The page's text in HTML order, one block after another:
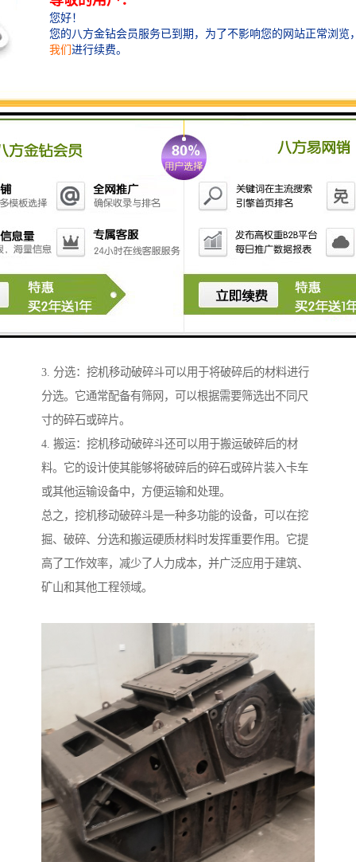
挖机移动破碎斗是一种用于挖掘和破碎岩石、混凝土和
其他硬质材料的设备。它通常安装在挖掘机的臂架上，
具有以下功能：
1. 挖掘：挖机移动破碎斗可以用于挖掘土壤、岩石和其
他材料。它的牙齿和刀片设计使其能够轻松地切割和挖
掘硬质材料。
2. 破碎：挖机移动破碎斗可以用于破碎岩石、混凝土和
3. 分选：挖机移动破碎斗可以用于将破碎后的材料进行
分选。它通常配备有筛网，可以根据需要筛选出不同尺
寸的碎石或碎片。
4. 搬运：挖机移动破碎斗还可以用于搬运破碎后的材
料。它的设计使其能够将破碎后的碎石或碎片装入卡车
或其他运输设备中，方便运输和处理。
总之，挖机移动破碎斗是一种多功能的设备，可以在挖
掘、破碎、分选和搬运硬质材料时发挥重要作用。它提
高了工作效率，减少了人力成本，并广泛应用于建筑、
矿山和其他工程领域。